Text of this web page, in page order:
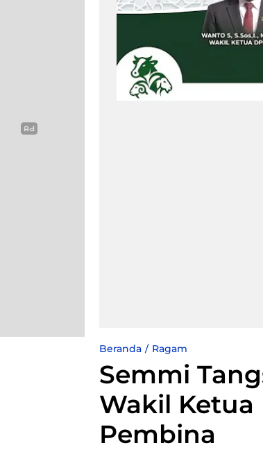
Beranda Ragam
Semmi
Wakil Ketua
Pembina